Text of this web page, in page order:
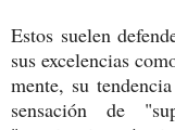
Estos suelen
sus excelencias
mente, su
sensación de